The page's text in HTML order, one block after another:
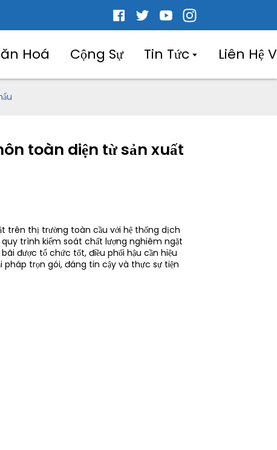
Hoá Cộng Sự Tin Tức Liên Hệ
toàn diện từ sản xuất
trên thị trường toàn cầu với hệ thống dịch
trình kiểm soát chất lượng nghiêm ngặt
được tổ chức tốt, điều phối hậu cần hiệu
trọn gói, đáng tin cậy và thực sự tiện